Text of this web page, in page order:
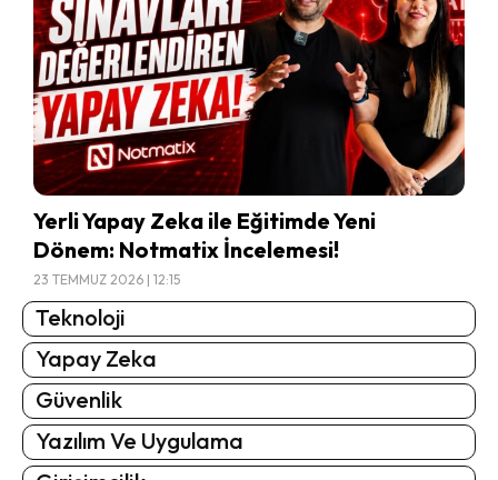
Yerli Yapay Zeka ile Eğitimde Yeni
Dönem: Notmatix İncelemesi!
23 TEMMUZ 2026 | 12:15
Teknoloji
Yapay Zeka
Güvenlik
Yazılım Ve Uygulama